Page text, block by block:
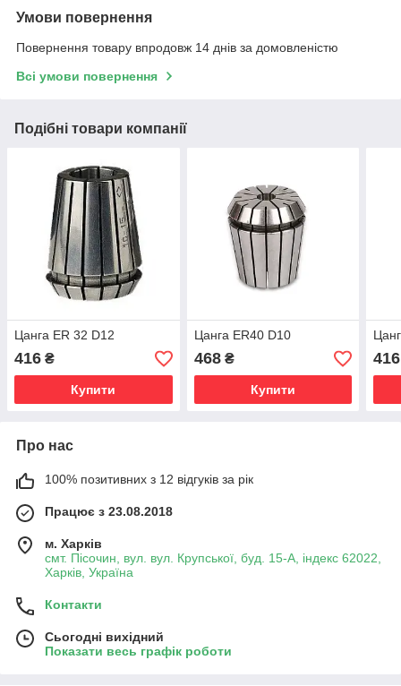
Умови повернення
Повернення товару впродовж 14 днів за домовленістю
Всі умови повернення
Подібні товари компанії
Цанга ER 32 D12
416 ₴
Купити
Цанга ER40 D10
468₴
Купити
416
Про нас
100% позитивних з 12 відгуків за рік
Працює з 23.08.2018
м. Харків
смт. Пісочин, вул. вул. Крупської, буд. 15-А, індекс 62022,
Харків, Україна
Контакти
Сьогодні вихідний
Показати весь графік роботи